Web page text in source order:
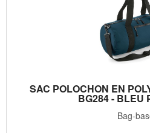
SAC POLOCHON EN
BG284 - BLEU
Bag-